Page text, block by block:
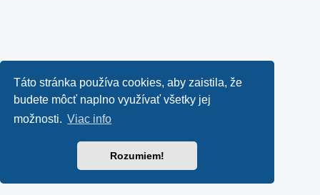
Táto stránka používa cookies, aby zaistila, že
budete môcť naplno využívať všetky jej
možnosti. Viac info
Rozumiem!